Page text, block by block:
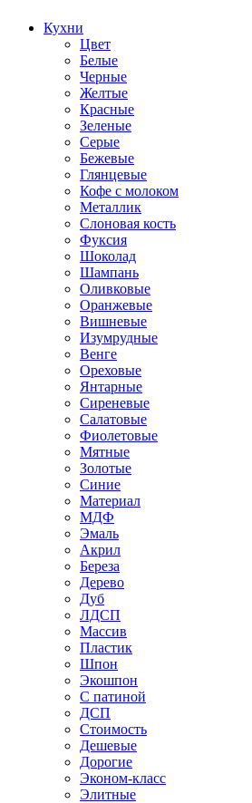
Кухни
Цвет
Белые
Черные
Желтые
Красные
Зеленые
Серые
Бежевые
Глянцевые
Кофе с молоком
Металлик
Слоновая кость
Фуксия
Шоколад
Шампань
Оливковые
Оранжевые
Вишневые
Изумрудные
Венге
Ореховые
Янтарные
Сиреневые
Салатовые
Фиолетовые
Мятные
Золотые
Синие
Материал
МДФ
Эмаль
Акрил
Береза
Дерево
Дуб
ЛДСП
Массив
Пластик
Шпон
Экошпон
С патиной
ДСП
Стоимость
Дешевые
Дорогие
Эконом-класс
Элитные